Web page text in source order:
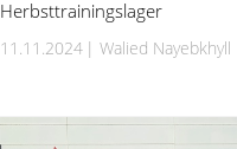
Herbsttrainingslager
11.11.2024 Walied Nayebkhyll